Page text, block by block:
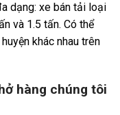
dạng: xe bán tải loại
và 1.5 tấn. Có thể
khác nhau trên
hàng chúng tôi